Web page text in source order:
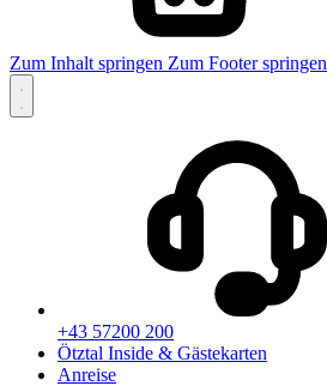
Zum Inhalt springen Zum Footer springen
+43 57200 200
Ötztal Inside & Gästekarten
Anreise